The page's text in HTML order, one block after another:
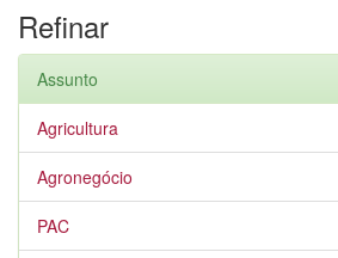
Refinar
Assunto
Agricultura
Agronegócio
PAC